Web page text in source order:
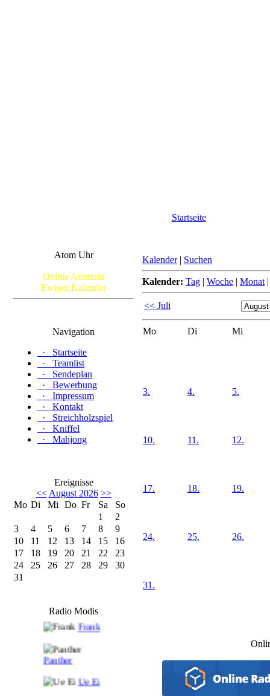
Startseite
Atom Uhr
Online Atomuhr
Ewiger Kalender
Navigation
·
Startseite
·
Teamlist
·
Sendeplan
·
Bewerbung
·
Impressum
·
Kontakt
·
Streichholzspiel
·
Kniffel
·
Mahjong
Ereignisse
<< August 2026 >>
Mo Di Mi Do Fr Sa
So
1
2
3
4 5 6 7 8
9
10
11 12 13 14 15
16
17
18 19 20 21 22
23
24
25 26 27 28 29
30
31
Radio Modis
Frank
Panther
Ue Ei
Kalender | Suchen
Kalender: Tag | Woche | Monat
<< Juli
Mo Di Mi
3. 4. 5.
10. 11. 12.
17. 18. 19.
24. 25. 26.
31.